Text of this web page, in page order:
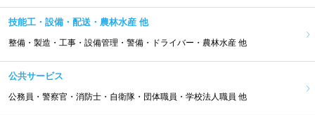
技能工・設備・配送・農林水産 他
整備・製造・工事・設備管理・警備・ドライバー・農林水産 他
公共サービス
公務員・警察官・消防士・自衛隊・団体職員・学校法人職員 他